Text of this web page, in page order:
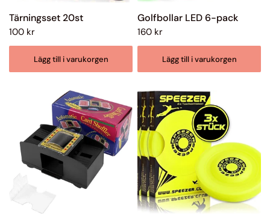
Tärningsset 20st
100 kr
Lägg till i varukorgen
Golfbollar LED 6-pack
160 kr
Lägg till i varukorgen